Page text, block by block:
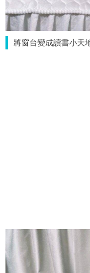
將窗台變成讀書小天